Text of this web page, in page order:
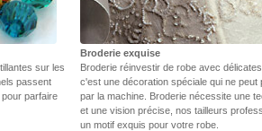
sur les
passent
parfaire
Broderie exquise
Broderie réinvestir de robe avec
c'est une décoration spéciale qui ne peut
par la machine. Broderie nécessite une
et une vision précise, nos tailleurs
un motif exquis pour votre robe.